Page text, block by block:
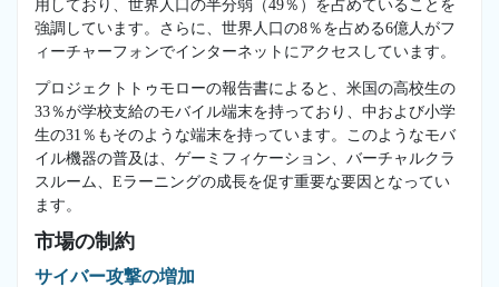
用しており、世界人口の半分弱（49％）を占めていることを
強調しています。さらに、世界人口の8％を占める6億人がフ
ィーチャーフォンでインターネットにアクセスしています。
プロジェクトトゥモローの報告書によると、米国の高校生の
33％が学校支給のモバイル端末を持っており、中および小学
生の31％もそのような端末を持っています。このようなモバ
イル機器の普及は、ゲーミフィケーション、バーチャルクラ
スルーム、Eラーニングの成長を促す重要な要因となってい
ます。
市場の制約
サイバー攻撃の増加